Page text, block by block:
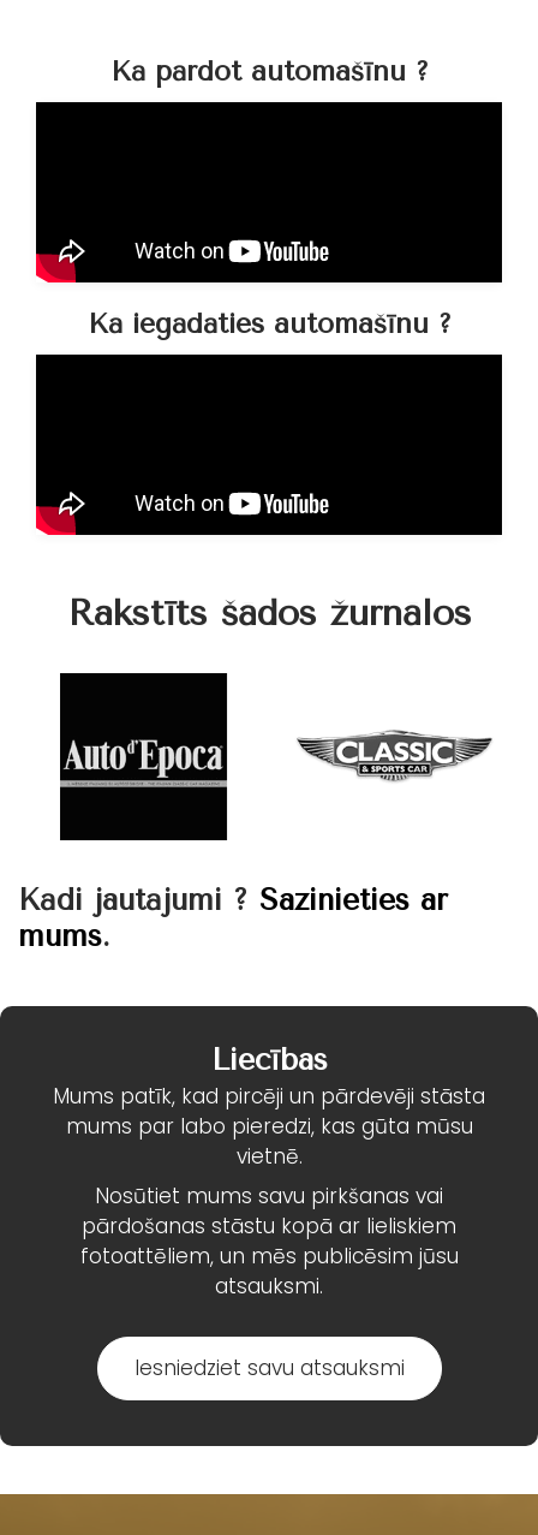
Kā pārdot automašīnu ?
Kā iegādāties automašīnu ?
Rakstīts šādos žurnālos
Kādi jautājumi ? Sazinieties ar
mums.
Liecības
Mums patīk, kad pircēji un pārdevēji stāsta
mums par labo pieredzi, kas gūta mūsu
vietnē.
Nosūtiet mums savu pirkšanas vai
pārdošanas stāstu kopā ar lieliskiem
fotoattēliem, un mēs publicēsim jūsu
atsauksmi.
Iesniedziet savu atsauksmi